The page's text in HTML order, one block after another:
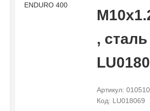
, сталь
Артикул:
Код: LU018069